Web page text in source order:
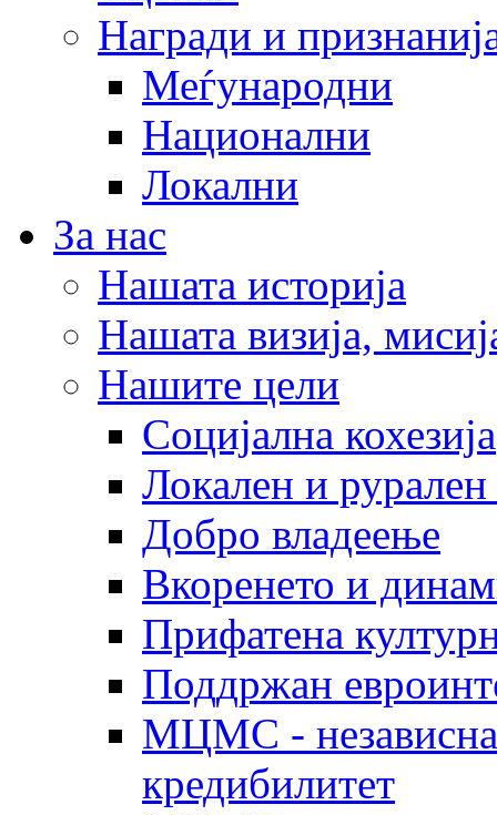
Награди и
Меѓународни
Национални
Локални
За нас
Нашата историја
Нашата визија,
Нашите цели
Социјална кохезија
Локален и рурален
Добро владеење
Вкоренето и
Прифатена
Поддржан
МЦМС - независна
кредибилитет